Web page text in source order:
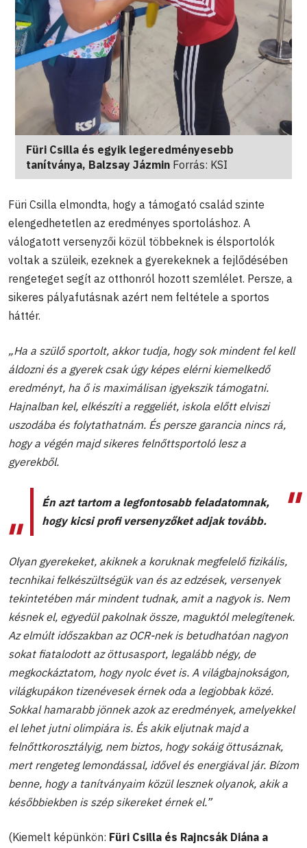
Füri Csilla és egyik legeredményesebb
tanítványa, Balzsay Jázmin Forrás: KSI
Füri Csilla elmondta, hogy a támogató család szinte
elengedhetetlen az eredményes sportoláshoz. A
válogatott versenyzői közül többeknek is élsportolók
voltak a szüleik, ezeknek a gyerekeknek a fejlődésében
rengeteget segít az otthonról hozott szemlélet. Persze, a
sikeres pályafutásnak azért nem feltétele a sportos
háttér.
„Ha a szülő sportolt, akkor tudja, hogy sok mindent fel kell
áldozni és a gyerek csak úgy képes elérni kiemelkedő
eredményt, ha ő is maximálisan igyekszik támogatni.
Hajnalban kel, elkészíti a reggeliét, iskola előtt elviszi
uszodába és folytathatnám. És persze garancia nincs rá,
hogy a végén majd sikeres felnőttsportoló lesz a
gyerekből.
Én azt tartom a legfontosabb feladatomnak,
hogy kicsi profi versenyzőket adjak tovább.
Olyan gyerekeket, akiknek a koruknak megfelelő fizikális,
tecnhikai felkészültségük van és az edzések, versenyek
tekintetében már mindent tudnak, amit a nagyok is. Nem
késnek el, egyedül pakolnak össze, maguktól melegítenek.
Az elmúlt időszakban az OCR-nek is betudhatóan nagyon
sokat fiatalodott az öttusasport, legalább négy, de
megkockáztatom, hogy nyolc évet is. A világbajnokságon,
világkupákon tizenévesek érnek oda a legjobbak közé.
Sokkal hamarabb jönnek azok az eredmények, amelyekkel
el lehet jutni olimpiára is. És akik eljutnak majd a
felnőttkorosztályig, nem biztos, hogy sokáig öttusáznak,
mert rengeteg lemondással, idővel és energiával jár. Bízom
benne, hogy a tanítványaim közül lesznek olyanok, akik a
későbbiekben is szép sikereket érnek el.”
(Kiemelt képünkön: Füri Csilla és Rajncsák Diána a